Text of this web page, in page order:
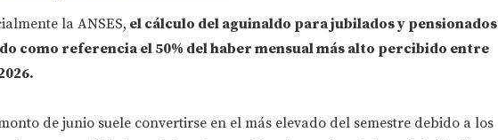
la ANSES, el cálculo del aguinaldo para jubilados y pensionados
como referencia el 50% del haber mensual más alto percibido entre
de junio suele convertirse en el más elevado del semestre debido a los